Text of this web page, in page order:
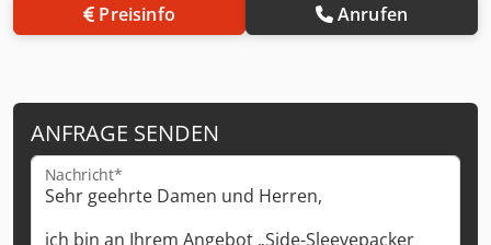
Preisinfo Anrufen
ANFRAGE SENDEN
Nachricht*